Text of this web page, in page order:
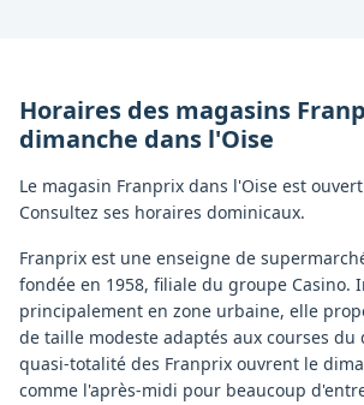
Horaires des magasins
dimanche dans l'Oise
Le magasin Franprix dans l'Oise est
Consultez ses horaires dominicaux.
Franprix est une enseigne de
fondée en 1958, filiale du groupe Casino.
principalement en zone urbaine, elle
de taille modeste adaptés aux courses du
quasi-totalité des Franprix ouvrent le
comme l'après-midi pour beaucoup